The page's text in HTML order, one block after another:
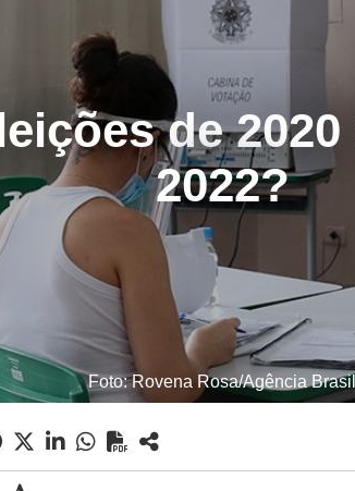
de
2022?
Foto: Rovena Rosa/Agência Brasil